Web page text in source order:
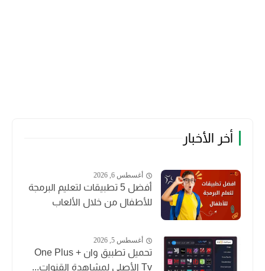
أخر الأخبار
أغسطس 6, 2026
أفضل 5 تطبيقات لتعليم البرمجة
للأطفال من خلال الألعاب
أغسطس 5, 2026
تحميل تطبيق وان + One Plus
Tv الأصلي لمشاهدة القنوات...